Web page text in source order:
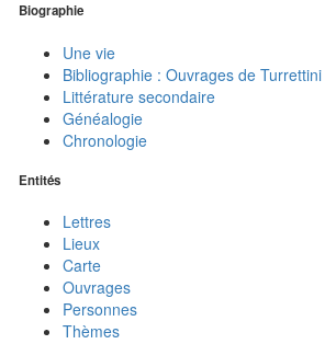
Biographie
Une vie
Bibliographie : Ouvrages de Turrettini
Littérature secondaire
Généalogie
Chronologie
Entités
Lettres
Lieux
Carte
Ouvrages
Personnes
Thèmes